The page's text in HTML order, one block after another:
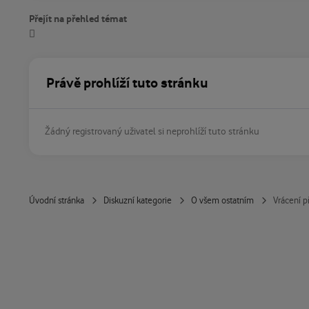
Přejít na přehled témat
Právě prohlíží tuto stránku
Žádný registrovaný uživatel si neprohlíží tuto stránku
Úvodní stránka Diskuzní kategorie O všem ostatním Vrácení